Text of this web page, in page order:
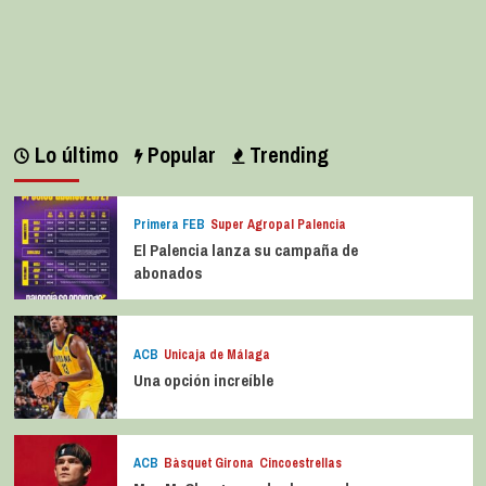
Lo último Popular Trending
Primera FEB Super Agropal Palencia
El Palencia lanza su campaña de
abonados
ACB Unicaja de Málaga
Una opción increíble
ACB Bàsquet Girona Cincoestrellas